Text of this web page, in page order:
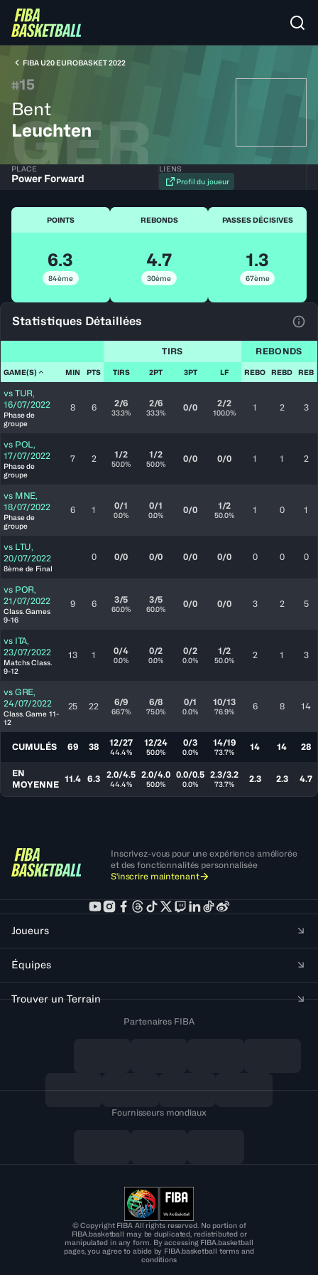
FIBA U20 EUROBASKET 2022
#15
Bent
Leuchten
GER
PLACE
Power Forward
LIENS
Profil du joueur
POINTS
6.3
84ème
REBONDS
4.7
30ème
PASSES DÉCISIVES
1.3
67ème
Statistiques Détaillées
TIRS REBONDS
GAME(S) MIN PTS TIRS 2PT 3PT LF REBO REBD REB
vs TUR,
16/07/2022
Phase de
groupe
8 6 2/6
33.3%
2/6
33.3% 0/0 2/2
100.0% 1 2 3
vs POL,
17/07/2022
Phase de
groupe
7 2 1/2
50.0%
1/2
50.0% 0/0 0/0 1 1 2
vs MNE,
18/07/2022
Phase de
groupe
6 1 0/1
0.0%
0/1
0.0% 0/0 1/2
50.0% 1 0 1
vs LTU,
20/07/2022
8ème de Final
0 0/0 0/0 0/0 0/0 0 0 0
vs POR,
21/07/2022
Class. Games
9-16
9 6 3/5
60.0%
3/5
60.0% 0/0 0/0 3 2 5
vs ITA,
23/07/2022
Matchs Class.
9-12
13 1 0/4
0.0%
0/2
0.0%
0/2
0.0%
1/2
50.0% 2 1 3
vs GRE,
24/07/2022
Class. Game 11-
12
25 22 6/9
66.7%
6/8
75.0%
0/1
0.0%
10/13
76.9% 6 8 14
CUMULÉS 69 38 12/27
44.4%
12/24
50.0%
0/3
0.0%
14/19
73.7% 14 14 28
EN
MOYENNE
11.4 6.3 2.0/4.5
44.4%
2.0/4.0
50.0%
0.0/0.5
0.0%
2.3/3.2
73.7% 2.3 2.3 4.7
Inscrivez-vous pour une expérience améliorée
et des fonctionnalités personnalisée
S'inscrire maintenant
Joueurs
Équipes
Trouver un Terrain
Partenaires FIBA
Fournisseurs mondiaux
© Copyright FIBA All rights reserved. No portion of
FIBA.basketball may be duplicated, redistributed or
manipulated in any form. By accessing FIBA.basketball
pages, you agree to abide by FIBA.basketball terms and
conditions